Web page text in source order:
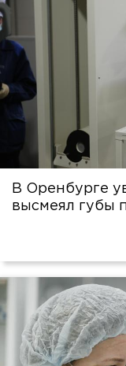
В Оренбурге
высмеял губы